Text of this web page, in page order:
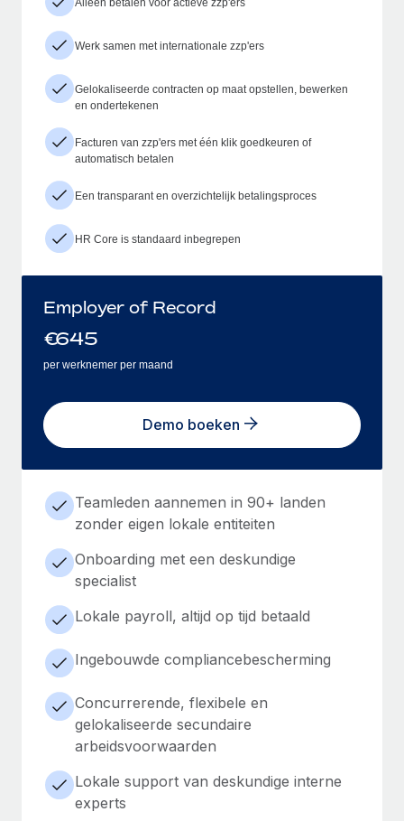
Werk samen met internationale zzp'ers
Gelokaliseerde contracten op maat opstellen, bewerken
en ondertekenen
Facturen van zzp'ers met één klik goedkeuren of
automatisch betalen
Een transparant en overzichtelijk betalingsproces
HR Core is standaard inbegrepen
Employer of Record
€645
per werknemer per maand
Demo boeken
Teamleden aannemen in 90+ landen
zonder eigen lokale entiteiten
Onboarding met een deskundige
specialist
Lokale payroll, altijd op tijd betaald
Ingebouwde compliancebescherming
Concurrerende, flexibele en
gelokaliseerde secundaire
arbeidsvoorwaarden
Lokale support van deskundige interne
experts